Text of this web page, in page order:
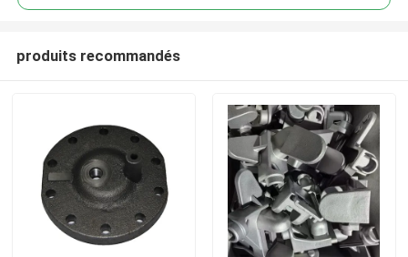
produits recommandés